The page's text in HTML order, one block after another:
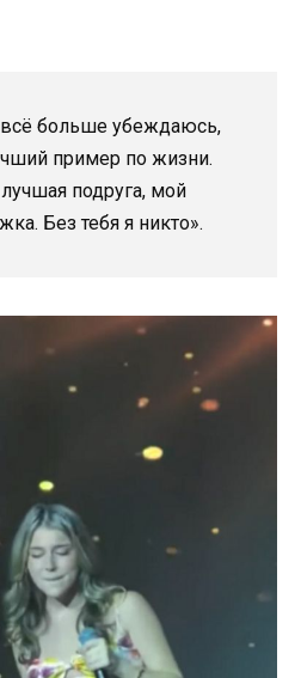
больше убеждаюсь,
пример по жизни.
подруга, мой
Без тебя я никто».